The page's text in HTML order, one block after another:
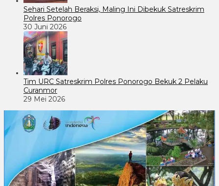
Sehari Setelah Beraksi, Maling Ini Dibekuk Satreskrim
Polres Ponorogo
30 Juni 2026
Tim URC Satreskrim Polres Ponorogo Bekuk 2 Pelaku
Curanmor
29 Mei 2026